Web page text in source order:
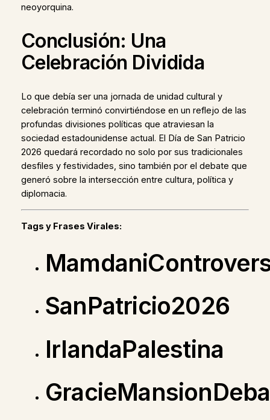
neoyorquina.
Conclusión: Una
Celebración Dividida
Lo que debía ser una jornada de unidad cultural y
celebración terminó convirtiéndose en un reflejo de las
profundas divisiones políticas que atraviesan la
sociedad estadounidense actual. El Día de San Patricio
2026 quedará recordado no solo por sus tradicionales
desfiles y festividades, sino también por el debate que
generó sobre la intersección entre cultura, política y
diplomacia.
Tags y Frases Virales:
SanPatricio2026
IrlandaPalestina